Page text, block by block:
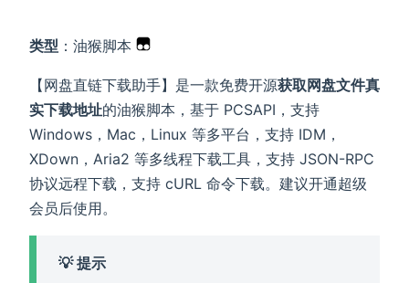
类型 ：油猴脚本
【网盘直链下载助手】是一款免费开源获取网盘文件真
实下载地址的油猴脚本，基于 PCSAPI，支持
Windows，Mac，Linux 等多平台，支持 IDM，
XDown，Aria2 等多线程下载工具，支持 JSON-RPC
协议远程下载，支持 cURL 命令下载。建议开通超级
会员后使用。
💡 提示